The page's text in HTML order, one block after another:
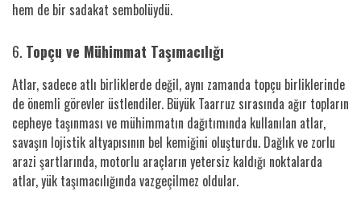
hem de bir sadakat sembolüydü.
6. Topçu ve Mühimmat Taşımacılığı
Atlar, sadece atlı birliklerde değil, aynı zamanda topçu birliklerinde
de önemli görevler üstlendiler. Büyük Taarruz sırasında ağır topların
cepheye taşınması ve mühimmatın dağıtımında kullanılan atlar,
savaşın lojistik altyapısının bel kemiğini oluşturdu. Dağlık ve zorlu
arazi şartlarında, motorlu araçların yetersiz kaldığı noktalarda
atlar, yük taşımacılığında vazgeçilmez oldular.